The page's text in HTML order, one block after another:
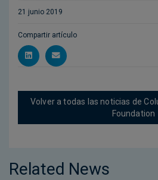
21 junio 2019
Compartir artículo
Volver a todas las noticias de
Foundation
Related News